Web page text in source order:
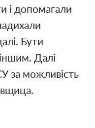
і допомагали
Бути
Далі
за можливість